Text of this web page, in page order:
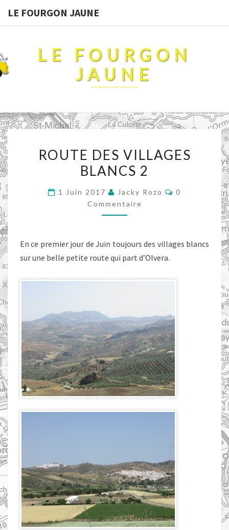
LE FOURGON JAUNE
LE FOURGON
JAUNE
DES
VILLAGES
ROUTE DES VILLAGES
BLANCS 2
1 Juin 2017 Jacky Rozo
0
Commentaire
En ce premier jour de Juin toujours des villages blancs
sur une belle petite route qui part d’Olvera.